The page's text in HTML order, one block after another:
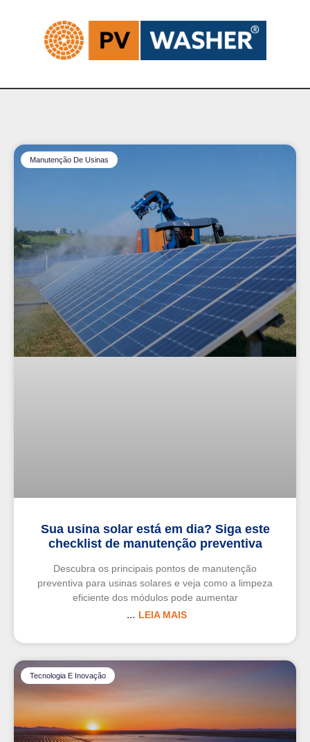
Manutenção De Usinas
Sua usina solar está em dia? Siga este
checklist de manutenção preventiva
Descubra os principais pontos de manutenção
preventiva para usinas solares e veja como a limpeza
eficiente dos módulos pode aumentar
LEIA MAIS
Tecnologia E Inovação